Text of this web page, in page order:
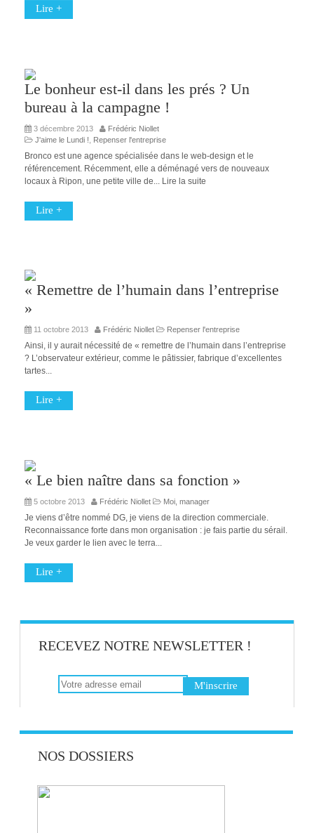
Lire +
Le bonheur est-il dans les prés ? Un
bureau à la campagne !
3 décembre 2013
Frédéric Niollet
J'aime le Lundi !
Repenser l'entreprise
Bronco est une agence spécialisée dans le web-design et le
référencement. Récemment, elle a déménagé vers de nouveaux
locaux à Ripon, une petite ville de... Lire la suite
Lire +
« Remettre de l’humain dans l’entreprise
»
11 octobre 2013 Frédéric Niollet Repenser l'entreprise
Ainsi, il y aurait nécessité de « remettre de l’humain dans l’entreprise
? L’observateur extérieur, comme le pâtissier, fabrique d’excellentes
tartes...
Lire +
« Le bien naître dans sa fonction »
5 octobre 2013 Frédéric Niollet Moi, manager
Je viens d’être nommé DG, je viens de la direction commerciale.
Reconnaissance forte dans mon organisation : je fais partie du sérail.
Je veux garder le lien avec le terra...
Lire +
RECEVEZ NOTRE NEWSLETTER !
NOS DOSSIERS